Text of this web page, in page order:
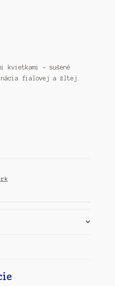
kvietkami – sušené
fialovej a žltej.